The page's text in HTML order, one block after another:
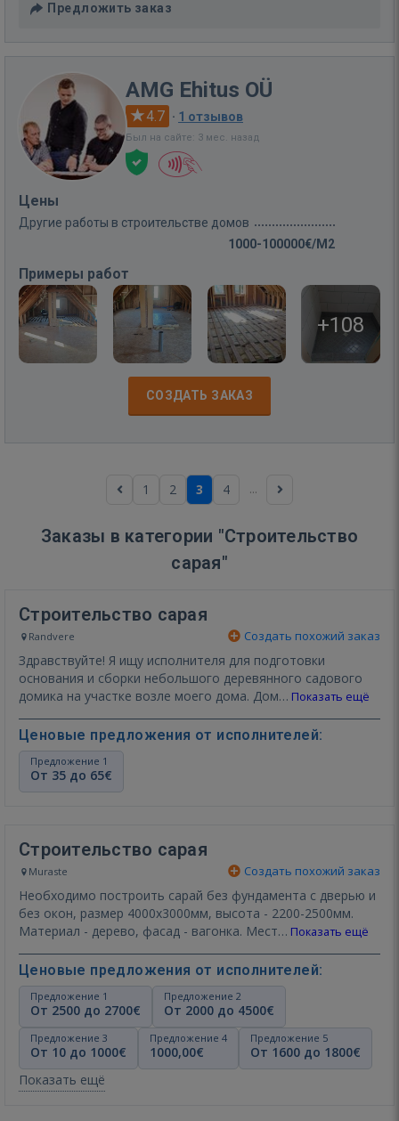
Предложить заказ
AMG Ehitus OÜ
4.7 · 1 отзывов
Был на сайте: 3 мес. назад
Цены
Другие работы в строительстве домов
1000-100000€/M2
Примеры работ
+108
СОЗДАТЬ ЗАКАЗ
1 2 3 4 ...
Заказы в категории "Строительство
сарая"
Строительство сарая
Randvere Создать похожий заказ
Здравствуйте! Я ищу исполнителя для подготовки
основания и сборки небольшого деревянного садового
домика на участке возле моего дома. Дом… Показать ещё
Ценовые предложения от исполнителей:
Предложение 1
От 35 до 65€
Строительство сарая
Muraste Создать похожий заказ
Необходимо построить сарай без фундамента с дверью и
без окон, размер 4000х3000мм, высота - 2200-2500мм.
Материал - дерево, фасад - вагонка. Мест… Показать ещё
Ценовые предложения от исполнителей:
Предложение 1
От 2500 до 2700€
Предложение 2
От 2000 до 4500€
Предложение 3
От 10 до 1000€
Предложение 4
1000,00€
Предложение 5
От 1600 до 1800€
Показать ещё